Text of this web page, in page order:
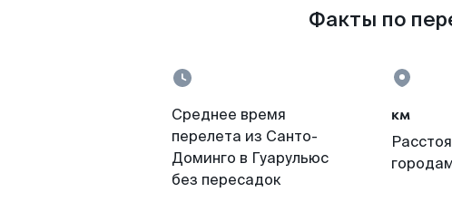
Факты по
Среднее время
перелета из Санто-
Доминго в Гуарульюс
без пересадок
км